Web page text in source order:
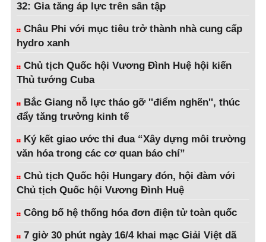
32: Gia tăng áp lực trên sân tập
Châu Phi với mục tiêu trở thành nhà cung cấp
hydro xanh
Chủ tịch Quốc hội Vương Đình Huệ hội kiến
Thủ tướng Cuba
Bắc Giang nỗ lực tháo gỡ ''điểm nghẽn'', thúc
đẩy tăng trưởng kinh tế
Ký kết giao ước thi đua “Xây dựng môi trường
văn hóa trong các cơ quan báo chí”
Chủ tịch Quốc hội Hungary đón, hội đàm với
Chủ tịch Quốc hội Vương Đình Huệ
Công bố hệ thống hóa đơn điện tử toàn quốc
7 giờ 30 phút ngày 16/4 khai mạc Giải Việt dã